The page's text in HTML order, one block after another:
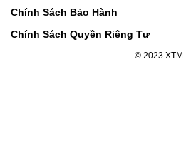
Chính Sách Bảo Hành
Chính Sách Quyền Riêng Tư
© 2023 XTM.